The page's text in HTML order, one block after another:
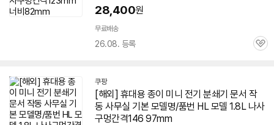
28,400원
무료배송
26.08. 등록
관
쿠팡
[해외] 휴대용 종이 미니 전기 분쇄기 문서 작
동 사무실 기본 모델명/품번 HL 모델 1.8L 나사
구멍간격146 97mm